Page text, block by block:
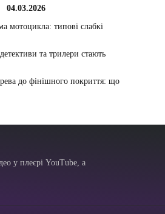
04.03.2026
мотоцикла: типові слабкі
та трилери стають
до фінішного покриття: що
у плеєрі YouTube, а